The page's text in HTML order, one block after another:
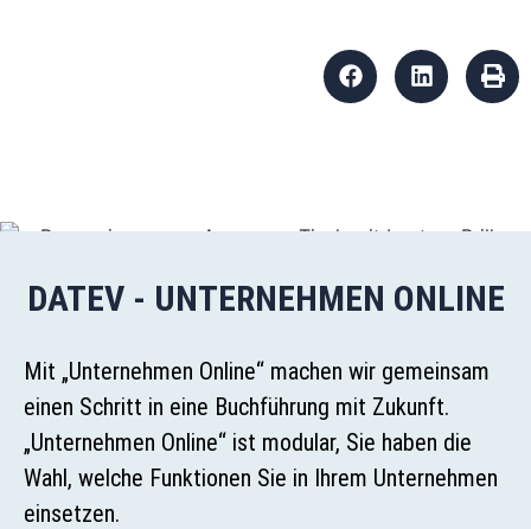
DATEV - UNTERNEHMEN ONLINE
Mit „Unternehmen Online“ machen wir gemeinsam
einen Schritt in eine Buchführung mit Zukunft.
„Unternehmen Online“ ist modular, Sie haben die
Wahl, welche Funktionen Sie in Ihrem Unternehmen
einsetzen.